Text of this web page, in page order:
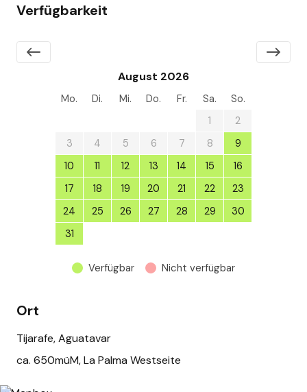
Verfügbarkeit
August 2026
Mo. Di. Mi. Do. Fr. Sa.
So.
1
2
3
4 5 6 7 8
9
10
11 12 13 14 15
16
17
18 19 20 21 22
23
24
25 26 27 28 29
30
31
Verfügbar Nicht verfügbar
Ort
Tijarafe, Aguatavar
ca. 650müM, La Palma Westseite